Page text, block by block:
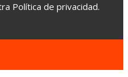
Política de privacidad.